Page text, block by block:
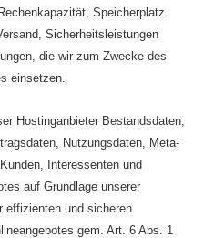
Speicherplatz
Sicherheitsleistungen
die wir zum Zwecke des
einsetzen.
Hostinganbieter Bestandsdaten,
Nutzungsdaten, Meta-
Interessenten und
auf Grundlage unserer
effizienten und sicheren
gem. Art. 6 Abs. 1